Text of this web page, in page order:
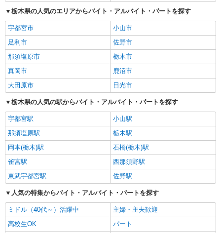
栃木県の人気のエリアからバイト・アルバイト・パートを探す
宇都宮市
小山市
足利市
佐野市
那須塩原市
栃木市
真岡市
鹿沼市
大田原市
日光市
栃木県の人気の駅からバイト・アルバイト・パートを探す
宇都宮駅
小山駅
那須塩原駅
栃木駅
岡本(栃木)駅
石橋(栃木)駅
雀宮駅
西那須野駅
東武宇都宮駅
佐野駅
人気の特集からバイト・アルバイト・パートを探す
ミドル（40代～）活躍中
主婦・主夫歓迎
高校生OK
パート